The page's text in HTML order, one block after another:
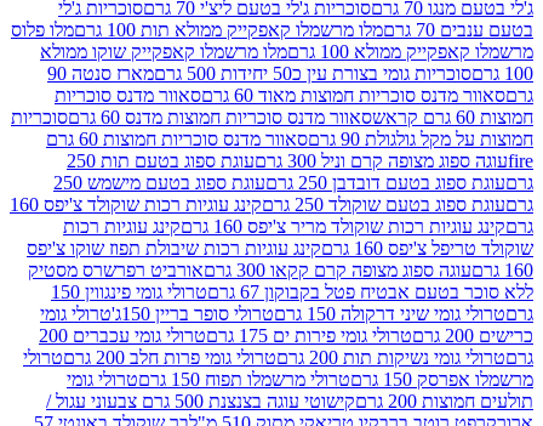
גרם
סוכריות ג'לי בטעם ליצ'י 70 גרם
סוכריות ג'לי
מלו מרשמלו קאפקייק ממולא תות 100 גרם
מלו פלוס
ממולא 100 גרם
מלו מרשמלו קאפקייק שוקו ממולא
גומי בצורת עין כ50 יחידות 500 גרם
מארז סנטה 90
סוכריות חמוצות מאוד 60 גרם
סאוור מדנס סוכריות
סאוור מדנס סוכריות חמוצות מדנס 60 גרם
סוכריות
גולגולת 90 גרם
סאוור מדנס סוכריות חמוצות 60 גרם
מצופה קרם וניל 300 גרם
עוגת ספוג בטעם תות 250
בטעם דובדבן 250 גרם
עוגת ספוג בטעם מישמש 250
בטעם שוקולד 250 גרם
קינג עוגיות רכות שוקולד צ'יפס 160
רכות שוקולד מריר צ'יפס 160 גרם
קינג עוגיות רכות
160 גרם
קינג עוגיות רכות שיבולת תפוז שוקו צ'יפס
ספוג מצופה קרם קקאו 300 גרם
אורביט רפרשרס מסטיק
אבטיח פטל בקבוקון 67 גרם
טרולי גומי פינגווין 150
שיני דרקולה 150 גרם
טרולי סופר בריין 150ג'
טרולי גומי
טרולי גומי פירות ים 175 גרם
טרולי גומי עכברים 200
נשיקות תות 200 גרם
טרולי גומי פרות חלב 200 גרם
טרולי
גרם
טרולי מרשמלו תפוח 150 גרם
טרולי גומי
גרם
קישוטי עוגה בצנצנת 500 גרם צבעוני עגול /